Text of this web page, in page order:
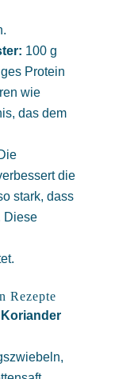
100 g
Protein
wie
das dem
die
stark, dass
Diese
Rezepte